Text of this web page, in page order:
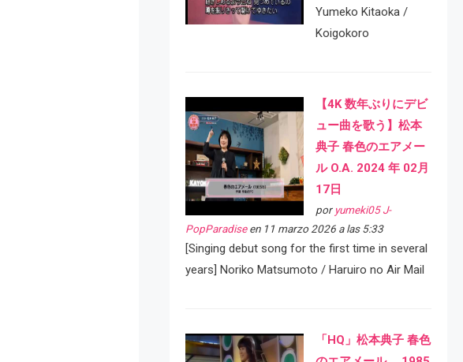
Yumeko Kitaoka /
Koigokoro
【4K 数年ぶりにデビ
ュー曲を歌う】松本
典子 春色のエアメー
ル O.A. 2024 年 02月
17日
por yumeki05 J-
PopParadiseen 11 marzo 2026 a las 5:33
[Singing debut song for the first time in several
years] Noriko Matsumoto / Haruiro no Air Mail
「HQ」松本典子 春色